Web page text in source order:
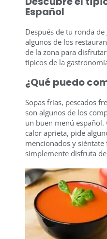
Español
Después de tu ronda
algunos de los
de la zona para
típicos de la
¿Qué puedo
Sopas frías, pescados
son algunos de los
un buen menú español.
calor aprieta, pide
mencionados y
simplemente disfruta